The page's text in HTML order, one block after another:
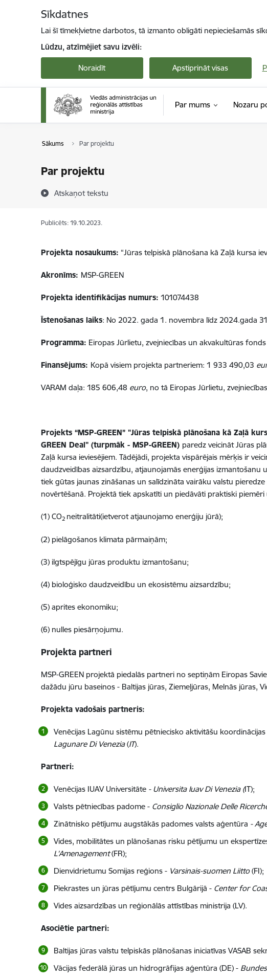
Sīkdatnes
Lai šī tīmekļvietne darbotos, tā izmanto obligāti nepieciešamās
Lūdzu, atzīmējiet savu izvēli:
Noraidīt Apstiprināt visas
Par mums Nozaru
Sākums Par projektu
Par projektu
Atskaņot tekstu
Publicēts: 19.10.2023.
Projekta nosaukums: “Jūras telpiskā plānošana kā Zaļā kursa
Akronīms: MSP-GREEN
Projekta identifikācijas numurs: 101074438
Īstenošanas laiks: No 2022. gada 1. novembra līdz 2024.gada
Programma: Eiropas Jūrlietu, zvejniecības un akvakultūras fonds
Finansējums: Kopā visiem projekta partneriem: 1 933 490,03
VARAM daļa: 185 606,48 euro, no tā Eiropas Jūrlietu,
Projekts “MSP-GREEN” "Jūras telpiskā plānošana kā Zaļā
GREEN Deal" (turpmāk - MSP-GREEN) paredz veicināt Jūras
Zaļā kursa ieviesējiem. Tādējādi, projekta vispārējais mērķis ir
daudzveidības aizsardzību, atjaunojamās enerģijas
tiek gūtas jaunas zināšanas un salīdzināta vairāku valstu
novērtēšanā. Projektā tiek apskatīti un piedāvāti praktiski
(1) CO2 neitralitāti(ietverot atjaunojamo enerģiju jūrā);
(2) pielāgošanos klimata pārmaiņām;
(3) ilgtspējīgu jūras produktu izmantošanu;
(4) bioloģisko daudzveidību un ekosistēmu aizsardzību;
(5) aprites ekonomiku;
(6) nulles piesārņojumu.
Projekta partneri
MSP-GREEN projektā piedalās partneri no septiņām Eiropas
dažādu jūru baseinos - Baltijas jūras, Ziemeļjūras, Melnās jūras,
Projekta vadošais partneris:
Venēcijas Lagūnu sistēmu pētniecisko aktivitāšu
Lagunare Di Venezia(IT).
Partneri:
Venēcijas IUAV Universitāte- Universita Iuav Di Venezia (IT);
Valsts pētniecības padome - Consiglio Nazionale Delle
Zinātnisko pētījumu augstākās padomes valsts aģentūra -
Vides, mobilitātes un plānošanas risku pētījumu un
L’Amenagement(FR);
Dienvidrietumu Somijas reģions -Varsinais-suomen Liitto(FI);
Piekrastes un jūras pētījumu centrs Bulgārijā - Center for
Vides aizsardzības un reģionālās attīstības ministrija (LV).
Asociētie partneri:
Baltijas jūras valstu telpiskās plānošanas iniciatīvas VASAB
Vācijas federālā jūras un hidrogrāfijas aģentūra (DE)-